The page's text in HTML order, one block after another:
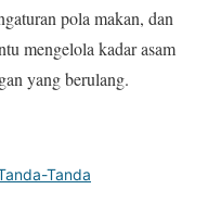
pola makan, dan
mengelola kadar asam
yang berulang.
Tanda